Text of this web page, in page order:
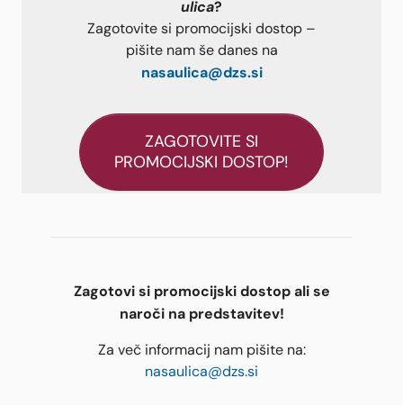
ulica?
Zagotovite si promocijski dostop –
pišite nam še danes na
nasaulica@dzs.si
ZAGOTOVITE SI
PROMOCIJSKI DOSTOP!
Zagotovi si promocijski dostop ali se
naroči na predstavitev!
Za več informacij nam pišite na:
nasaulica@dzs.si